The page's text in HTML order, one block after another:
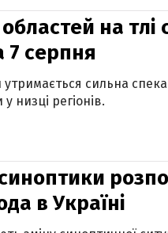
на тлі
7 серпня
сильна
низці регіонів.
в Україні